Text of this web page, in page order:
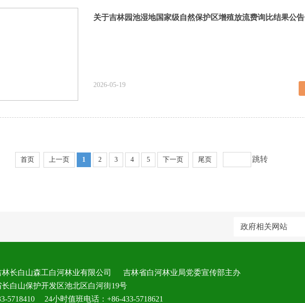
关于吉林园池湿地国家级自然保护区增殖放流费询比结果公告
2026-05-19
首页 上一页 1 2 3 4 5 下一页 尾页 跳转
林长白山森工白河林业有限公司 吉林省白河林业局党委宣传部主办
白山保护开发区池北区白河街19号
5718410 24小时值班电话：+86-433-5718621